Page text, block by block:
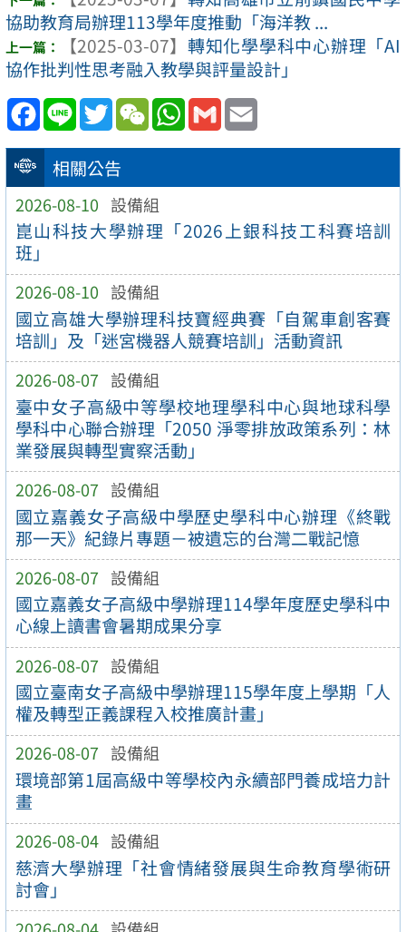
相關公告
2026-08-10 設備組
崑山科技大學辦理「2026上銀科技工科賽培訓
班」
2026-08-10 設備組
國立高雄大學辦理科技寶經典賽「自駕車創客賽
培訓」及「迷宮機器人競賽培訓」活動資訊
2026-08-07 設備組
臺中女子高級中等學校地理學科中心與地球科學
學科中心聯合辦理「2050 淨零排放政策系列：林
業發展與轉型實察活動」
2026-08-07 設備組
國立嘉義女子高級中學歷史學科中心辦理《終戰
那一天》紀錄片專題－被遺忘的台灣二戰記憶
2026-08-07 設備組
國立嘉義女子高級中學辦理114學年度歷史學科中
心線上讀書會暑期成果分享
2026-08-07 設備組
國立臺南女子高級中學辦理115學年度上學期「人
權及轉型正義課程入校推廣計畫」
2026-08-07 設備組
環境部第1屆高級中等學校內永續部門養成培力計
畫
2026-08-04 設備組
慈濟大學辦理「社會情緒發展與生命教育學術研
討會」
協助教育局辦理113學年度推動「海洋教 ...
【2025-03-07】 轉知化學學科中心辦理「AI
協作批判性思考融入教學與評量設計」
Facebook
Line TwitterWeChatWhatsApp
Gmail